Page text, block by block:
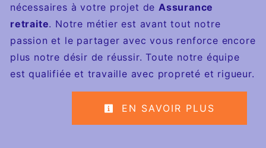
nécessaires à votre projet de Assurance
retraite. Notre métier est avant tout notre
passion et le partager avec vous renforce encore
plus notre désir de réussir. Toute notre équipe
est qualifiée et travaille avec propreté et rigueur.
EN SAVOIR PLUS